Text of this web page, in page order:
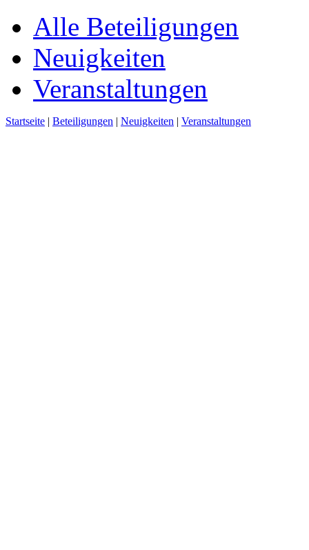
Alle Beteiligungen
Neuigkeiten
Veranstaltungen
Startseite | Beteiligungen | Neuigkeiten | Veranstaltungen